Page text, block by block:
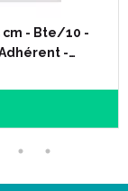
cm - Bte/10 -
-…